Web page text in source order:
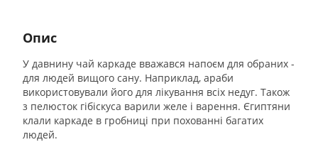
Опис
У давнину чай каркаде вважався напоєм для обраних -
для людей вищого сану. Наприклад, араби
використовували його для лікування всіх недуг. Також
з пелюсток гібіскуса варили желе і варення. Єгиптяни
клали каркаде в гробниці при похованні багатих
людей.